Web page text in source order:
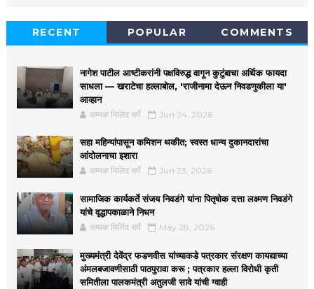
RECENT POPULAR COMMENTS
नागेश पाटील आष्टीकरांनी पक्षविरुद्ध वागून कुटुंबाचा अर्थिक फायदा
साधला — खराटेचा हल्लाबोल, 'राजीनामा देऊन निवडणुकीला या'
आव्हान
सम्यक मिलिंद सर्पे Jun 24, 2026
सहा महिन्यांपासून कमिशन थकीत; स्वस्त धान्य दुकानदारांचा
आंदोलनाचा इशारा
सम्यक मिलिंद सर्पे Jun 23, 2026
सामाजिक कार्यकर्ते संजय निवडंगे यांना पितृषोक दत्ता लक्ष्मण निवडंगे
यांचे वृद्धापकाळाने निधन
सम्यक मिलिंद सर्पे May 28, 2026
मुख्यमंत्री देवेंद्र फडणवीस यांच्याकडे पत्रकार संरक्षण कायद्याच्या
अंमलबजावणीसाठी पाठपुरावा करू ; पत्रकार हल्ला विरोधी कृती
समितीला पालकमंत्री अतुलजी सावे यांची ग्वाही